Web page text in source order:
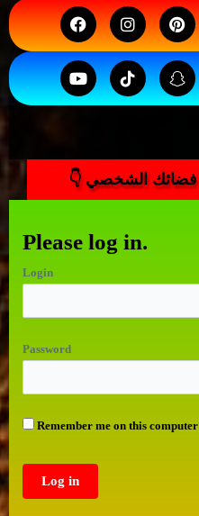
Please log in.
Login
Password
Remember me on this computer